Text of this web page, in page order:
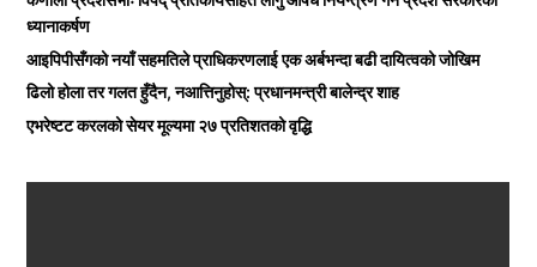
ध्यानाकर्षण
आइपिपीसँगको नयाँ सहमतिले प्राधिकरणलाई एक अर्बभन्दा बढी दायित्वको जोखिम
ढिलो होला तर गलत हुँदैन, नआत्तिनुहोस्: प्रधानमन्त्री बालेन्द्र शाह
एभरेष्टट करलको सेयर मूल्यमा २७ प्रतिशतको वृद्धि